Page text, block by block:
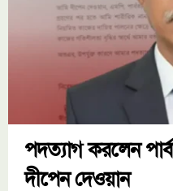
পদত্যাগ করলেন
দীপেন দেওয়ান